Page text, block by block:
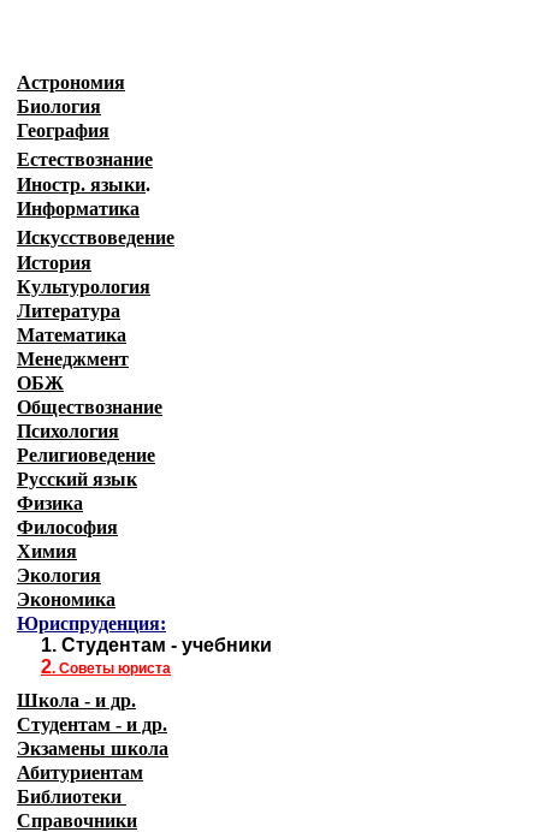
Астрономия
Биология
География
Естествознание
Иностр. языки.
Информатика
Искусствоведение
История
Культурология
Литература
Математика
Менеджмент
ОБЖ
Обществознание
Психология
Религиоведение
Русский язык
Физика
Философия
Химия
Экология
Экономика
Юриспруденция:
1. Студентам - учебники
2. Советы юриста
Школа - и др.
Студентам - и др.
Экзамены школа
Абитуриентам
Библиотеки
Справочники